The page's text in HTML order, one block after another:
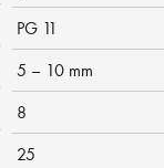
PG 11
5 – 10 mm
8
25